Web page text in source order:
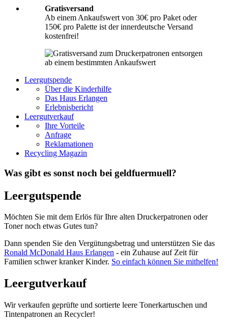
Gratisversand
Ab einem Ankaufswert von 30€ pro Paket oder
150€ pro Palette ist der innerdeutsche Versand
kostenfrei!
Leergutspende
Über die Kinderhilfe
Das Haus Erlangen
Erlebnisbericht
Leergutverkauf
Ihre Vorteile
Anfrage
Reklamationen
Recycling Magazin
Was gibt es sonst noch bei geldfuermuell?
Leergutspende
Möchten Sie mit dem Erlös für Ihre alten Druckerpatronen oder
Toner noch etwas Gutes tun?
Dann spenden Sie den Vergütungsbetrag und unterstützen Sie das
Ronald McDonald Haus Erlangen - ein Zuhause auf Zeit für
Familien schwer kranker Kinder. So einfach können Sie mithelfen!
Leergutverkauf
Wir verkaufen geprüfte und sortierte leere Tonerkartuschen und
Tintenpatronen an Recycler!